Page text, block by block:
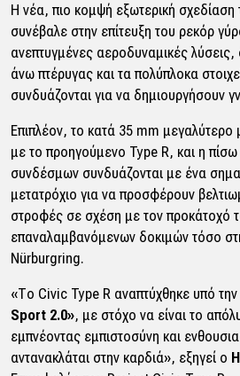
Η νέα, πιο κομψή εξωτερική
συνέβαλε στην επίτευξη του ρεκόρ
ανεπτυγμένες αεροδυναμικές
άνω πτέρυγας και τα πολύπλοκα
συνδυάζονται για να δημιουργήσουν
Επιπλέον, το κατά 35 mm μεγαλύτερο
με το προηγούμενο Type R, και η
συνδέσμων συνδυάζονται με ένα
μετατρόχιο για να προσφέρουν
στροφές σε σχέση με τον προκάτοχό
επαναλαμβανόμενων δοκιμών τόσο
Nürburgring.
«Το Civic Type R αναπτύχθηκε υπό την
Sport 2.0», με στόχο να είναι το
εμπνέοντας εμπιστοσύνη και
αντανακλάται στην καρδιά», εξηγεί ο